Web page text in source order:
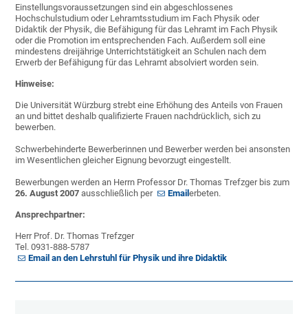
Einstellungsvoraussetzungen sind ein abgeschlossenes
Hochschulstudium oder Lehramtsstudium im Fach Physik oder
Didaktik der Physik, die Befähigung für das Lehramt im Fach Physik
oder die Promotion im entsprechenden Fach. Außerdem soll eine
mindestens dreijährige Unterrichtstätigkeit an Schulen nach dem
Erwerb der Befähigung für das Lehramt absolviert worden sein.
Hinweise:
Die Universität Würzburg strebt eine Erhöhung des Anteils von Frauen
an und bittet deshalb qualifizierte Frauen nachdrücklich, sich zu
bewerben.
Schwerbehinderte Bewerberinnen und Bewerber werden bei ansonsten
im Wesentlichen gleicher Eignung bevorzugt eingestellt.
Bewerbungen werden an Herrn Professor Dr. Thomas Trefzger bis zum
26. August 2007 ausschließlich per Emailerbeten.
Ansprechpartner:
Herr Prof. Dr. Thomas Trefzger
Tel. 0931-888-5787
Email an den Lehrstuhl für Physik und ihre Didaktik